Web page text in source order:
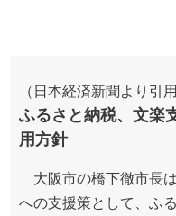
（日本経済新聞より引用
ふるさと納税、文
用方針
大阪市の橋下徹市長
への支援策として、ふ